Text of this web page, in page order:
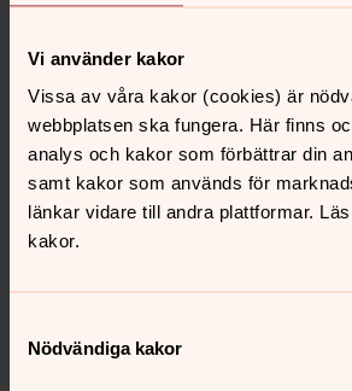
Vi använder kakor
Vissa av våra kakor (cookies) är
webbplatsen ska fungera. Här finns
analys och kakor som förbättrar din
samt kakor som används för
länkar vidare till andra plattformar.
kakor.
Nödvändiga kakor
Bibelsällskapets bibelpris för sitt
inspirerande arbete med Bibeln. Lars
Olof Edsinger, välkänd kristen profil i
arr. Hudiksvalls kristna råd
Synpunkter eller frågor på